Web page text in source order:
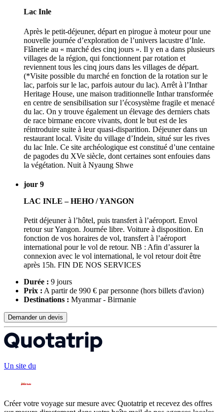
Lac Inle
Après le petit-déjeuner, départ en pirogue à moteur pour une
nouvelle journée d’exploration de l’univers lacustre d’Inle.
Flânerie au « marché des cinq jours ». Il y en a dans plusieurs
villages de la région, qui fonctionnent par rotation et
reviennent tous les cinq jours dans les villages de départ.
(*Visite possible du marché en fonction de la rotation sur le
lac, parfois sur le lac, parfois autour du lac). Arrêt à l’Inthar
Heritage House, une maison traditionnelle Inthar transformée
en centre de sensibilisation sur l’écosystème fragile et menacé
du lac. On y trouve également un élevage des derniers chats
de race birmane encore vivants, dont le but est de les
réintroduire suite à leur quasi-disparition. Déjeuner dans un
restaurant local. Visite du village d’Indein, situé sur les rives
du lac Inle. Ce site archéologique est constitué d’une centaine
de pagodes du XVe siècle, dont certaines sont enfouies dans
la végétation. Nuit à Nyaung Shwe
jour 9
LAC INLE – HEHO / YANGON
Petit déjeuner à l’hôtel, puis transfert à l’aéroport. Envol
retour sur Yangon. Journée libre. Voiture à disposition. En
fonction de vos horaires de vol, transfert à l’aéroport
international pour le vol de retour. NB : Afin d’assurer la
connexion avec le vol international, le vol retour doit être
après 15h. FIN DE NOS SERVICES
Durée : 9 jours
Prix : A partir de 990 € par personne (hors billets d'avion)
Destinations : Myanmar - Birmanie
Demander un devis
Un site du
Créer votre voyage sur mesure avec Quotatrip et recevez des offres